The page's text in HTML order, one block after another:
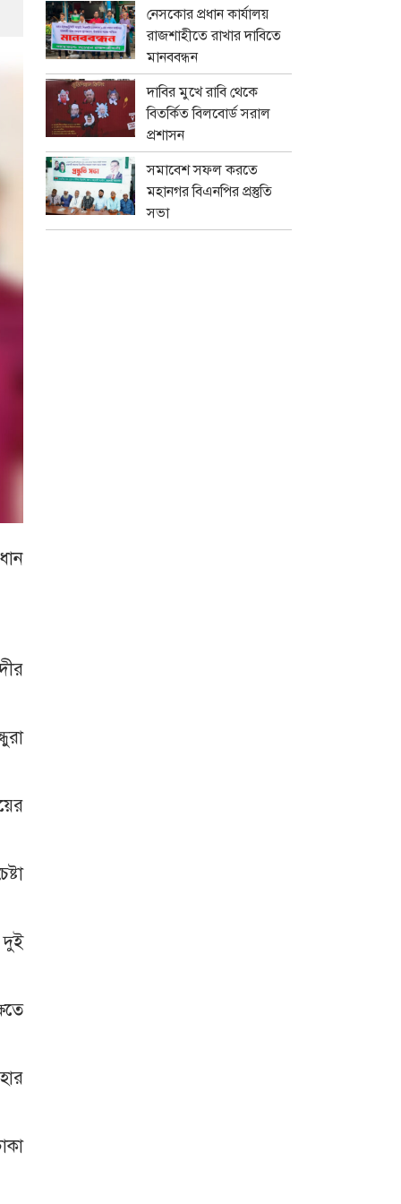
দুই
নেসকোর প্রধান কার্যালয়
রাজশাহীতে রাখার দাবিতে
মানববন্ধন
দাবির মুখে রাবি থেকে
বিতর্কিত বিলবোর্ড সরাল
প্রশাসন
সমাবেশ সফল করতে
মহানগর বিএনপির প্রস্তুতি
সভা